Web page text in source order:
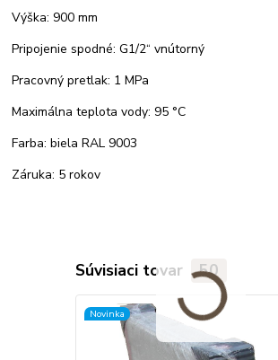
Výška: 900 mm
Pripojenie spodné: G1/2“ vnútorný
Pracovný pretlak: 1 MPa
Maximálna teplota vody: 95 °C
Farba: biela RAL 9003
Záruka: 5 rokov
Súvisiaci tovar 50
Novinka